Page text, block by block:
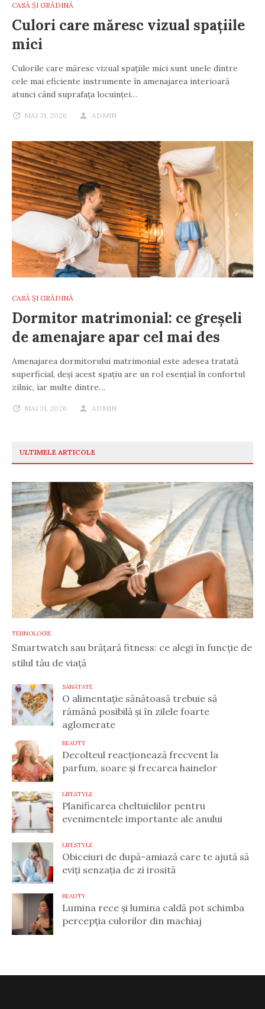
CASĂ ȘI GRĂDINĂ
Culori care măresc vizual spațiile
mici
Culorile care măresc vizual spațiile mici sunt unele dintre
cele mai eficiente instrumente în amenajarea interioară
atunci când suprafața locuinței…
MAI 31, 2026 ADMIN
CASĂ ȘI GRĂDINĂ
Dormitor matrimonial: ce greșeli
de amenajare apar cel mai des
Amenajarea dormitorului matrimonial este adesea tratată
superficial, deși acest spațiu are un rol esențial în confortul
zilnic, iar multe dintre…
MAI 31, 2026 ADMIN
ULTIMELE ARTICOLE
TEHNOLOGIE
Smartwatch sau brățară fitness: ce alegi în funcție de
stilul tău de viață
SĂNĂTATE
O alimentație sănătoasă trebuie să
rămână posibilă și în zilele foarte
aglomerate
BEAUTY
Decolteul reacționează frecvent la
parfum, soare și frecarea hainelor
LIFESTYLE
Planificarea cheltuielilor pentru
evenimentele importante ale anului
LIFESTYLE
Obiceiuri de după-amiază care te ajută să
eviți senzația de zi irosită
BEAUTY
Lumina rece și lumina caldă pot schimba
percepția culorilor din machiaj